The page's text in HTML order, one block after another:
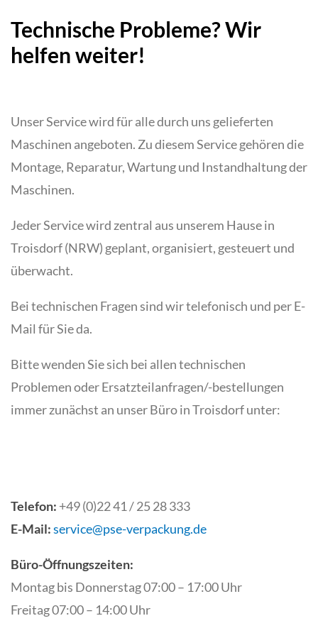
Technische Probleme? Wir
helfen weiter!
Unser Service wird für alle durch uns gelieferten
Maschinen angeboten. Zu diesem Service gehören die
Montage, Reparatur, Wartung und Instandhaltung der
Maschinen.
Jeder Service wird zentral aus unserem Hause in
Troisdorf (NRW) geplant, organisiert, gesteuert und
überwacht.
Bei technischen Fragen sind wir telefonisch und per E-
Mail für Sie da.
Bitte wenden Sie sich bei allen technischen
Problemen oder Ersatzteilanfragen/-bestellungen
immer zunächst an unser Büro in Troisdorf unter:
Telefon: +49 (0)22 41 / 25 28 333
E-Mail:service@pse-verpackung.de
Büro-Öffnungszeiten:
Montag bis Donnerstag 07:00 – 17:00 Uhr
Freitag 07:00 – 14:00 Uhr